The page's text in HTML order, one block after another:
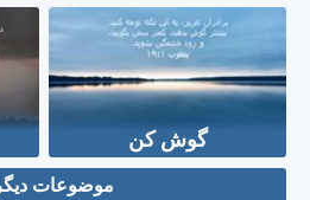
گوش کن
موضوعات